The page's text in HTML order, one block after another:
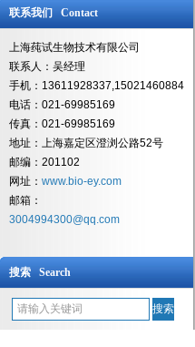
联系我们 Contact
上海莼试生物技术有限公司
联系人：吴经理
手机：13611928337,15021460884
电话：021-69985169
传真：021-69985169
地址：上海嘉定区澄浏公路52号
邮编：201102
网址： www.bio-ey.com
邮箱：
3004994300@qq.com
搜索 Search